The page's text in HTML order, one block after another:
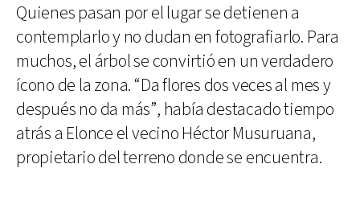
Quienes pasan por el lugar se detienen a
contemplarlo y no dudan en fotografiarlo. Para
muchos, el árbol se convirtió en un verdadero
ícono de la zona. “Da flores dos veces al mes y
después no da más”, había destacado tiempo
atrás a Elonce el vecino Héctor Musuruana,
propietario del terreno donde se encuentra.